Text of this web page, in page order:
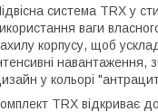
система TRX у
ваги
корпусу, щоб
навантаження,
у кольорі
TRX відкриває